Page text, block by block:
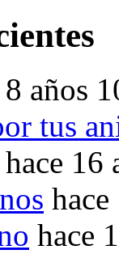
8 años
tus
hace 16
hace